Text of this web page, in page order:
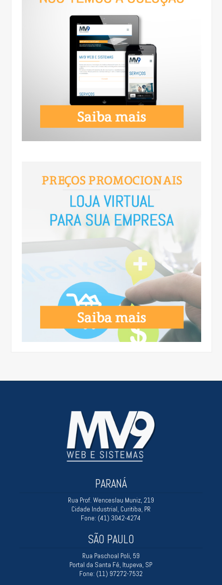
PARANÁ
Rua Prof. Wenceslau Muniz, 219
Cidade Industrial, Curitiba, PR
Fone: (41) 3042-4274
SÃO PAULO
Rua Paschoal Poli, 59
Portal da Santa Fé, Itupeva, SP
Fone: (11) 97272-7532